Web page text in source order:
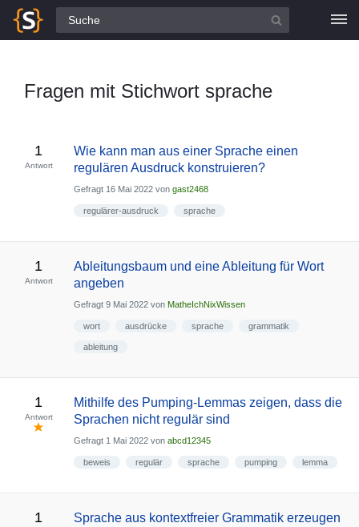
Alle Fragen
Fragen mit Stichwort sprache
1
Antwort
Wie kann man aus einer Sprache einen
regulären Ausdruck konstruieren?
Gefragt 16 Mai 2022 von gast2468
regulärer-ausdruck sprache
1
Antwort
Ableitungsbaum und eine Ableitung für Wort
angeben
Gefragt 9 Mai 2022 von MatheIchNixWissen
wort ausdrücke sprache grammatik
ableitung
1
Antwort
Mithilfe des Pumping-Lemmas zeigen, dass die
Sprachen nicht regulär sind
Gefragt 1 Mai 2022 von abcd12345
beweis regulär sprache pumping lemma
1 Sprache aus kontextfreier Grammatik erzeugen